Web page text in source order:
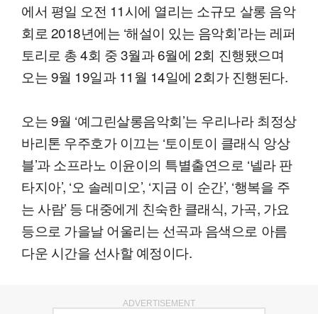
에서 평일 오전 11시에 열리는 소규모 살롱 음악
회로 2018년에는 ‘해설이 있는 음악회’라는 레퍼
토리로 총 4회 중 3월과 6월에 2회 진행됐으며
오는 9월 19일과 11월 14일에 2회가 진행된다.
오는 9월 ‘예그린살롱음악회’는 우리나라 최정상
바리톤 우주호가 이끄는 ‘토이토이 클래식 앙상
블’과 소프라노 이윤이의 특별출연으로 ‘넬라 판
타지아’, ‘오 솔레미오’, ‘지금 이 순간’, ‘행복을 주
는 사람’ 등 대중에게 친숙한 클래식, 가곡, 가요
등으로 가을날 어울리는 선곡과 음색으로 아름
다운 시간을 선사할 예정이다.
ADVERTISEMENT